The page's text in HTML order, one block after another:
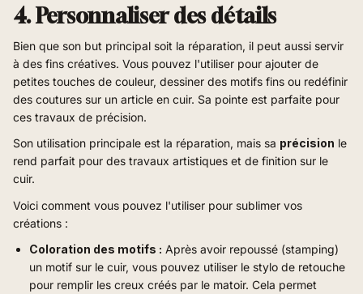
4. Personnaliser des détails
Bien que son but principal soit la réparation, il peut aussi servir
à des fins créatives. Vous pouvez l'utiliser pour ajouter de
petites touches de couleur, dessiner des motifs fins ou redéfinir
des coutures sur un article en cuir. Sa pointe est parfaite pour
ces travaux de précision.
Son utilisation principale est la réparation, mais sa précision le
rend parfait pour des travaux artistiques et de finition sur le
cuir.
Voici comment vous pouvez l'utiliser pour sublimer vos
créations :
Coloration des motifs : Après avoir repoussé (stamping)
un motif sur le cuir, vous pouvez utiliser le stylo de retouche
pour remplir les creux créés par le matoir. Cela permet